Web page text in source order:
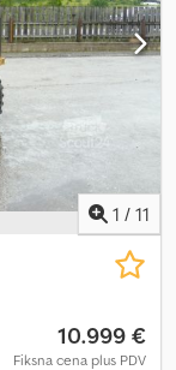
1 / 11
10.999 €
Fiksna cena plus PDV